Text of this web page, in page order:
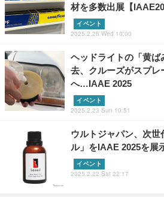
材を多数出展【
イベント
2025.2.26 Wed 10:00
ヘッドライトの「黄
去、クルーズがスプ
へ…IAAE 2025
イベント
2025.2.23 Sun 10:51
ウルトジャパン、次世
ル」をIAAE 2025を展
イベント
2025.2.22 Sat 22:17